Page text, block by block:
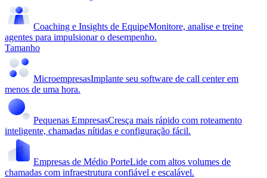
Coaching e Insights de EquipeMonitore, analise e treine
agentes para impulsionar o desempenho.
Tamanho
MicroempresasImplante seu software de call center em
menos de uma hora.
Pequenas EmpresasCresça mais rápido com roteamento
inteligente, chamadas nítidas e configuração fácil.
Empresas de Médio PorteLide com altos volumes de
chamadas com infraestrutura confiável e escalável.